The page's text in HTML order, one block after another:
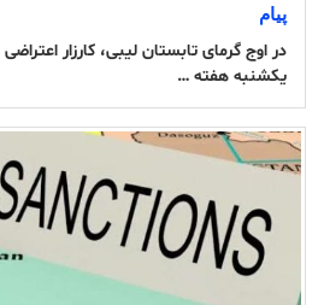
پیام
در اوج گرمای تابستان لیبی، کارزار
یکشنبه هفته …